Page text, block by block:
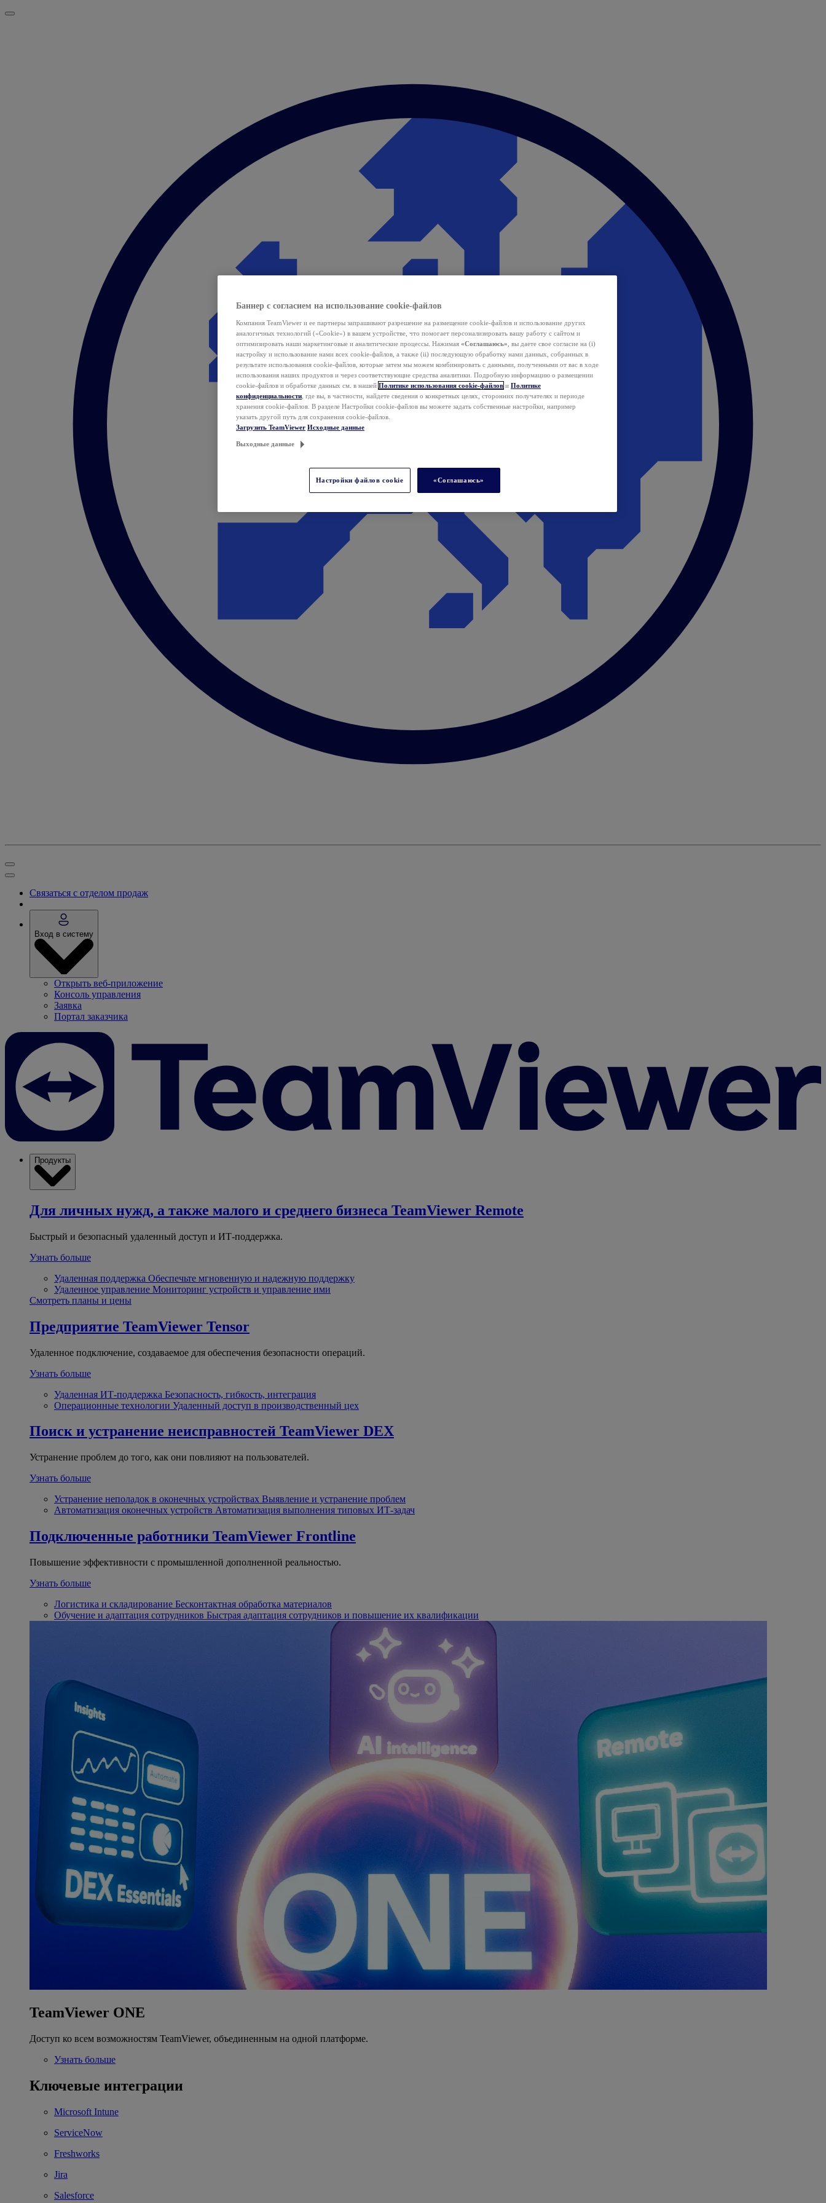
Связаться с отделом продаж
Вход в систему
Открыть веб-приложение
Консоль управления
Заявка
Портал заказчика
Продукты
Для личных нужд, а также малого и среднего бизнеса TeamViewer Remote
Быстрый и безопасный удаленный доступ и ИТ-поддержка.
Узнать больше
Удаленная поддержка Обеспечьте мгновенную и надежную поддержку
Удаленное управление Мониторинг устройств и управление ими
Смотреть планы и цены
Предприятие TeamViewer Tensor
Удаленное подключение, создаваемое для обеспечения безопасности операций.
Узнать больше
Удаленная ИТ-поддержка Безопасность, гибкость, интеграция
Операционные технологии Удаленный доступ в производственный цех
Поиск и устранение неисправностей TeamViewer DEX
Устранение проблем до того, как они повлияют на пользователей.
Узнать больше
Устранение неполадок в оконечных устройствах Выявление и устранение проблем
Автоматизация оконечных устройств Автоматизация выполнения типовых ИТ-задач
Подключенные работники TeamViewer Frontline
Повышение эффективности с промышленной дополненной реальностью.
Узнать больше
Логистика и складирование Бесконтактная обработка материалов
Обучение и адаптация сотрудников Быстрая адаптация сотрудников и повышение их квалификации
TeamViewer ONE
Доступ ко всем возможностям TeamViewer, объединенным на одной платформе.
Узнать больше
Ключевые интеграции
Microsoft Intune
ServiceNow
Freshworks
Jira
Salesforce
Баннер с согласием на использование cookie-файлов
Компания TeamViewer и ее партнеры запрашивают разрешение на размещение cookie-файлов и использование других
аналогичных технологий («Cookie») в вашем устройстве, что помогает персонализировать вашу работу с сайтом и
оптимизировать наши маркетинговые и аналитические процессы. Нажимая «Соглашаюсь» , вы даете свое согласие на (i)
настройку и использование нами всех cookie-файлов, а также (ii) последующую обработку нами данных, собранных в
результате использования cookie-файлов, которые затем мы можем комбинировать с данными, полученными от вас в ходе
использования наших продуктов и через соответствующие средства аналитики. Подробную информацию о размещении
cookie-файлов и обработке данных см. в нашей Политике использования cookie-файлов и Политике
конфиденциальности , где вы, в частности, найдете сведения о конкретных целях, сторонних получателях и периоде
хранения cookie-файлов. В разделе Настройки cookie-файлов вы можете задать собственные настройки, например
указать другой путь для сохранения cookie-файлов.
Загрузить TeamViewer Исходные данные
Выходные данные
Настройки файлов cookie «Соглашаюсь»